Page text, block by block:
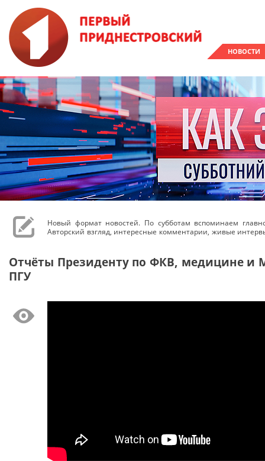
НОВОСТИ
Новый формат новостей. По субботам вспоминаем
Авторский взгляд, интересные комментарии, живые
Отчёты Президенту по ФКВ, медицине и
ПГУ